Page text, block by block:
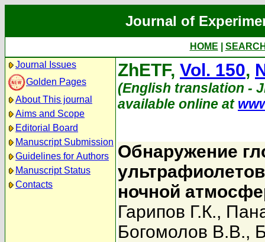
Journal of
HOME
Journal Issues
Golden Pages
About This journal
Aims and Scope
Editorial Board
Manuscript Submission
Guidelines for Authors
Manuscript Status
Contacts
ZhETF, Vol. 150,
(English translation -
available online at
Обнаружение
ночной
Гарипов Г.К.,
Богомолов В.В.,